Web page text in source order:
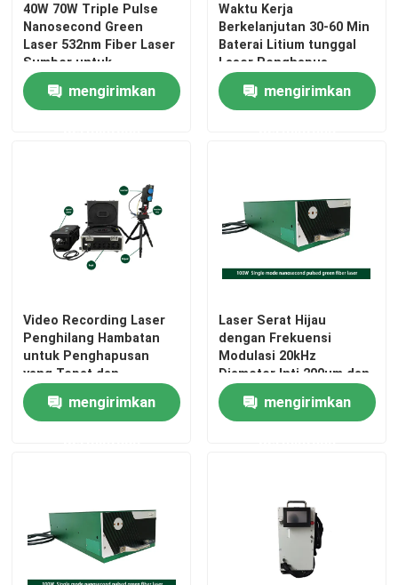
40W 70W Triple Pulse
Nanosecond Green
Laser 532nm Fiber Laser
Sumber untuk
pemrosesan fotovoltaik
mengirimkan
Waktu Kerja
Berkelanjutan 30-60 Min
Baterai Litium tunggal
Laser Penghapus
Hambatan dengan detik
sampai menit Waktu
mengirimkan
Video Recording Laser
Penghilang Hambatan
untuk Penghapusan
yang Tepat dan
Terkontrol dari
Hambatanmengirimkan
Laser Serat Hijau
dengan Frekuensi
Modulasi 20kHz
Diameter Inti 200um dan
Rasio Pemberantasan
Industri 15dBmengirimkan